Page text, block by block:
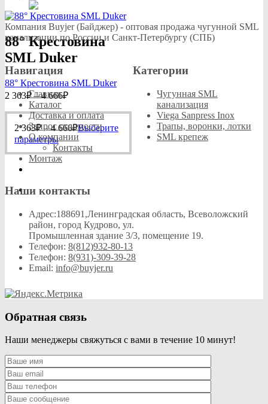
выбрать
на
странице
товара.
88° Крестовина
SML Duker
88° Крестовина SML Duker
2 363₽ – 4 666₽Диапазон
2
363₽
–
4
2 363₽ – 4 666₽Диапазон
цен:
2
666₽
Выберите
параметрыЭтот
товар
имеет
Опции
выбрать
на
странице
товара.
Компания Buyjer (Байджер) - оптовая продажа чугунной SML
канализации по России и Санкт-Петербургу (СПБ)
Навигация
Главная
Каталог
Доставка и оплата
Запрос стоимости
О компании
Контакты
Монтаж
Категории
Чугунная SML
канализация
Viega Sanpress Inox
Трапы, воронки, лотки
SML крепеж
Наши контакты
Адрес:188691,Ленинградская область, Всеволожский
район, город Кудрово, ул.
Промышленная здание 3/3, помещение 19.
Телефон: 8(812)932-80-13
Телефон: 8(931)-309-39-28
Email: info@buyjer.ru
Обратная связь
Наши менеджеры свяжуться с вами в течение 10 минут!